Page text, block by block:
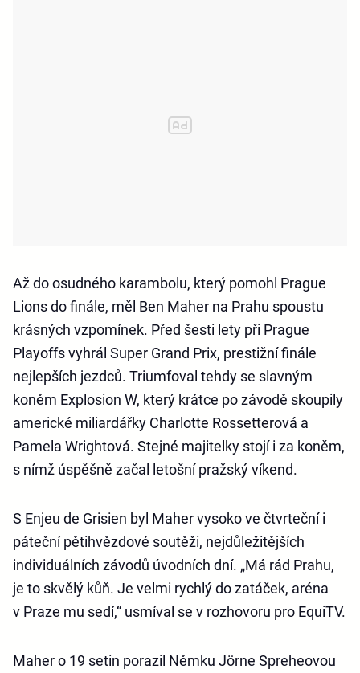
Až do osudného karambolu, který pomohl Prague
Lions do finále, měl Ben Maher na Prahu spoustu
krásných vzpomínek. Před šesti lety při Prague
Playoffs vyhrál Super Grand Prix, prestižní finále
nejlepších jezdců. Triumfoval tehdy se slavným
koněm Explosion W, který krátce po závodě skoupily
americké miliardářky Charlotte Rossetterová a
Pamela Wrightová. Stejné majitelky stojí i za koněm,
s nímž úspěšně začal letošní pražský víkend.
S Enjeu de Grisien byl Maher vysoko ve čtvrteční i
páteční pětihvězdové soutěži, nejdůležitějších
individuálních závodů úvodních dní. „Má rád Prahu,
je to skvělý kůň. Je velmi rychlý do zatáček, aréna
v Praze mu sedí,“ usmíval se v rozhovoru pro EquiTV.
Maher o 19 setin porazil Němku Jörne Spreheovou